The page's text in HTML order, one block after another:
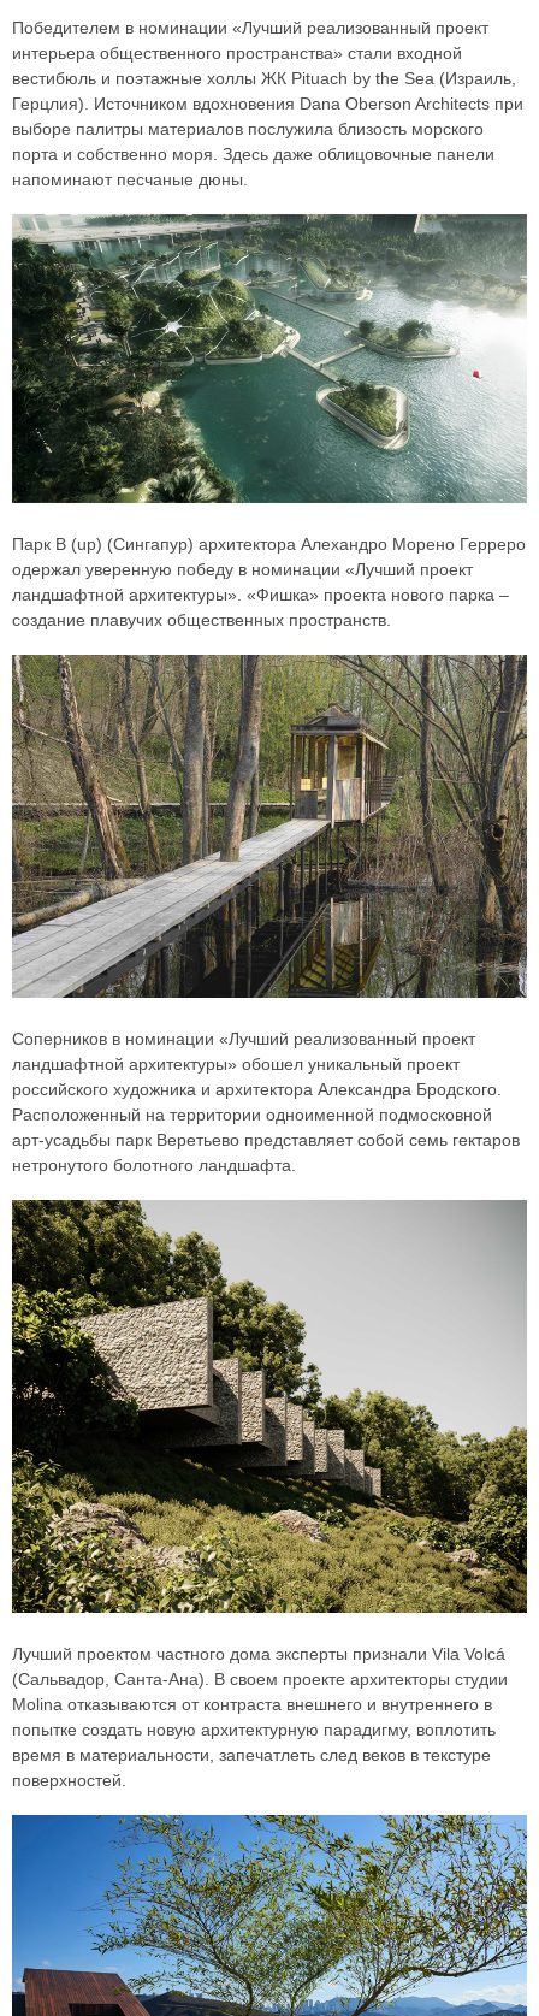
Победителем в номинации «Лучший реализованный проект
интерьера общественного пространства» стали входной
вестибюль и поэтажные холлы ЖК Pituach by the Sea (Израиль,
Герцлия). Источником вдохновения Dana Oberson Architects при
выборе палитры материалов послужила близость морского
порта и собственно моря. Здесь даже облицовочные панели
напоминают песчаные дюны.
Парк B (up) (Сингапур) архитектора Алехандро Морено Герреро
одержал уверенную победу в номинации «Лучший проект
ландшафтной архитектуры». «Фишка» проекта нового парка –
создание плавучих общественных пространств.
Соперников в номинации «Лучший реализованный проект
ландшафтной архитектуры» обошел уникальный проект
российского художника и архитектора Александра Бродского.
Расположенный на территории одноименной подмосковной
арт-усадьбы парк Веретьево представляет собой семь гектаров
нетронутого болотного ландшафта.
Лучший проектом частного дома эксперты признали Vila Volcá
(Сальвадор, Санта-Ана). В своем проекте архитекторы студии
Molina отказываются от контраста внешнего и внутреннего в
попытке создать новую архитектурную парадигму, воплотить
время в материальности, запечатлеть след веков в текстуре
поверхностей.